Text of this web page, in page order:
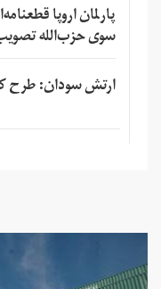
پارلمان اروپا
سوی حزب‌الله
ارتش سودان: طرح